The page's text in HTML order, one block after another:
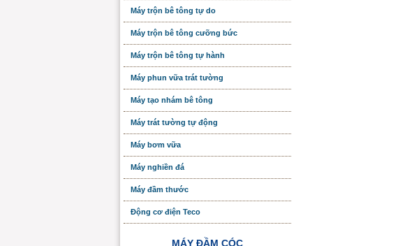
Máy trộn bê tông tự do
Máy trộn bê tông cưỡng bức
Máy trộn bê tông tự hành
Máy phun vữa trát tường
Máy tạo nhám bê tông
Máy trát tường tự động
Máy bơm vữa
Máy nghiền đá
Máy đầm thước
Động cơ điện Teco
MÁY ĐẦM CÓC